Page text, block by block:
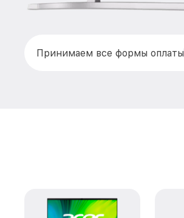
Принимаем все формы оплаты